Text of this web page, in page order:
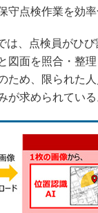
守点検作業を効率
、点検員がひ
図面を照合・整
ため、限られた
が求められている